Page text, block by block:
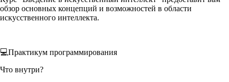
обзор основных концепций и возможностей в области
искусственного интеллекта.
💻Практикум программирования
Что внутри?